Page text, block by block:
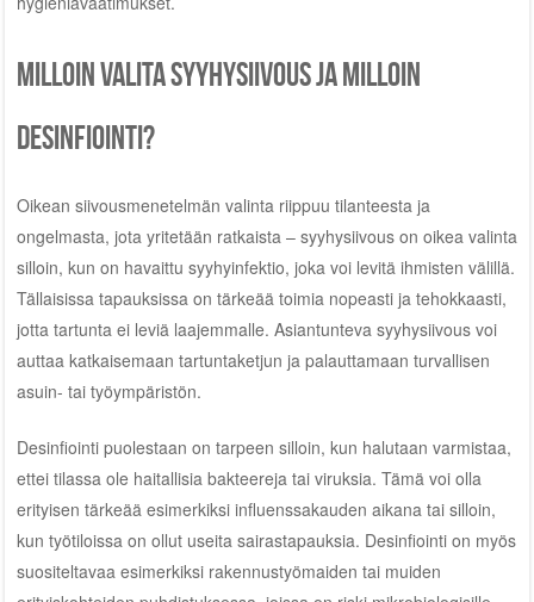
Milloin valita syyhysiivous ja milloin
desinfiointi?
Oikean siivousmenetelmän valinta riippuu tilanteesta ja
ongelmasta, jota yritetään ratkaista – syyhysiivous on oikea valinta
silloin, kun on havaittu syyhyinfektio, joka voi levitä ihmisten välillä.
Tällaisissa tapauksissa on tärkeää toimia nopeasti ja tehokkaasti,
jotta tartunta ei leviä laajemmalle. Asiantunteva syyhysiivous voi
auttaa katkaisemaan tartuntaketjun ja palauttamaan turvallisen
asuin- tai työympäristön.
Desinfiointi puolestaan on tarpeen silloin, kun halutaan varmistaa,
ettei tilassa ole haitallisia bakteereja tai viruksia. Tämä voi olla
erityisen tärkeää esimerkiksi influenssakauden aikana tai silloin,
kun työtiloissa on ollut useita sairastapauksia. Desinfiointi on myös
suositeltavaa esimerkiksi rakennustyömaiden tai muiden